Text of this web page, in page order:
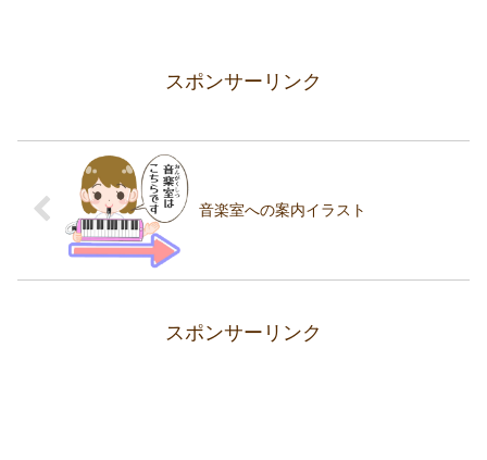
スポンサーリンク
音楽室への案内イラスト
スポンサーリンク